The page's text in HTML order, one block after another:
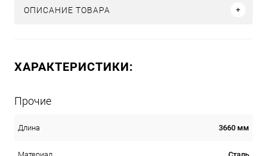
ОПИСАНИЕ ТОВАРА
ХАРАКТЕРИСТИКИ:
Прочие
Длина 3660 мм